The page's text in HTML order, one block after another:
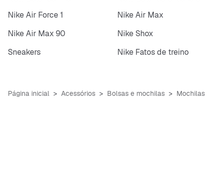
Nike Air Force 1
Nike Air Max
Nike Air Max 90
Nike Shox
Sneakers
Nike Fatos de treino
Página inicial Acessórios Bolsas e mochilas Mochilas